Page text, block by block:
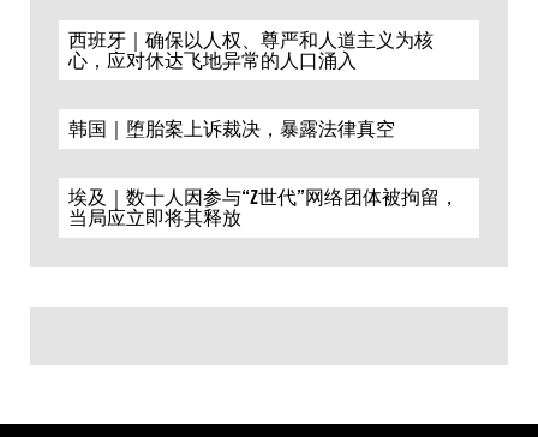
西班牙｜确保以人权、尊严和人道主义为核
心，应对休达飞地异常的人口涌入
韩国｜堕胎案上诉裁决，暴露法律真空
埃及｜数十人因参与“Z世代”网络团体被拘留，
当局应立即将其释放